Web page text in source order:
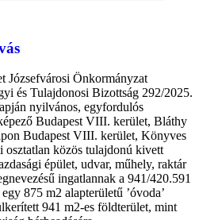
Józsefvárosi Önkormányzat
és Tulajdonosi Bizottság 292/2025.
nyilvános, egyfordulós
Budapest VIII. kerület, Bláthy
Budapest VIII. kerület, Könyves
osztatlan közös tulajdonú kivett
épület, udvar, műhely, raktár
ingatlannak a 941/420.591
875 m2 alapterületű ’óvoda’
941 m2-es földterület, mint